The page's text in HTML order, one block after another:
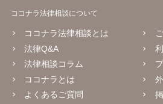
ココナラ法律相談について
ココナラ法律相談とは
法律Q&A
法律相談コラム
ココナラとは
よくあるご質問